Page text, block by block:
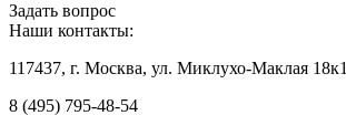
Задать вопрос
Наши контакты:
117437, г. Москва, ул. Миклухо-Маклая 18к1
8 (495) 795-48-54